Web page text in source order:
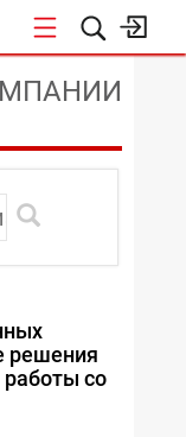
решения
со